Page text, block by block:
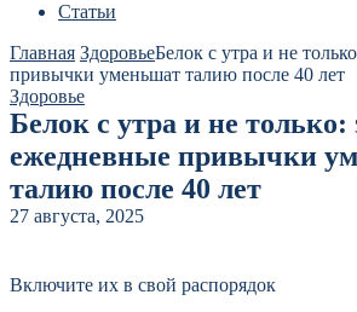
Статьи
Главная ЗдоровьеБелок с утра и не
привычки уменьшат талию после 40 лет
Здоровье
Белок с утра и не только:
ежедневные привычки
талию после 40 лет
27 августа, 2025
Включите их в свой распорядок